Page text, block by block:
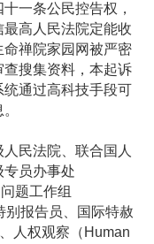
一条公民控告权，
高人民法院定能收
禅院家园网被严密
搜集资料，本起诉
通过高科技手段可
民法院、联合国人
员办事处
题工作组
别报告员、国际特赦
人权观察（Human